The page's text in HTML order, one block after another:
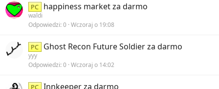
PC happiness market za darmo
waldi
Odpowiedzi 0 Wczoraj o 19:08
PC Ghost Recon Future Soldier za darmo
yyy
Odpowiedzi 0 Wczoraj o 14:02
PC Innkeeper za darmo